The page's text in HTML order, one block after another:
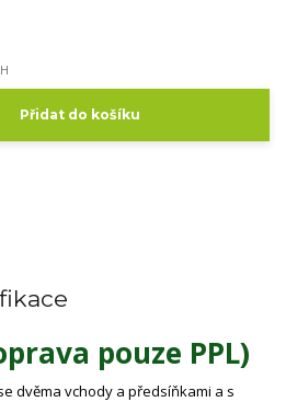
Přidat do košíku
pouze PPL)
dvěma vchody a předsíňkami a s